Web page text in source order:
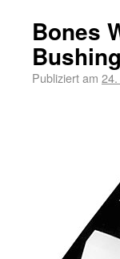
Bones
Publiziert am